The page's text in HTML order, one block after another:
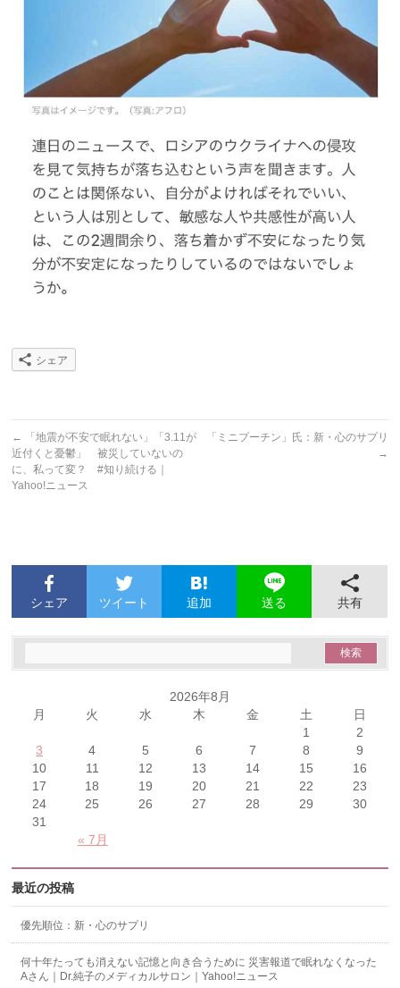
シェア
←
「地震が不安で眠れない」「3.11が
近付くと憂鬱」 被災していないの
に、私って変？ #知り続ける｜
Yahoo!ニュース
「ミニプーチン」氏：新・心のサプリ
→
シェア ツイート 追加 送る 共有
2026年8月
月
火 水 木 金 土 日
« 7月
1
2
3
4 5 6 7 8
9
10
11 12 13 14 15
16
17
18 19 20 21 22
23
24
25 26 27 28 29
30
31
最近の投稿
優先順位：新・心のサプリ
何十年たっても消えない記憶と向き合うために 災害報道で眠れなくなった
Aさん｜Dr.純子のメディカルサロン｜Yahoo!ニュース